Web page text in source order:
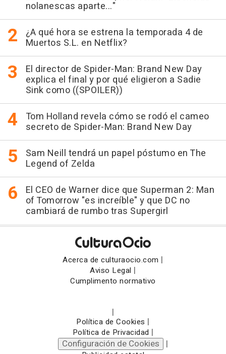
nolanescas aparte..."
¿A qué hora se estrena la temporada 4 de
Muertos S.L. en Netflix?
El director de Spider-Man: Brand New Day
explica el final y por qué eligieron a Sadie
Sink como ((SPOILER))
Tom Holland revela cómo se rodó el cameo
secreto de Spider-Man: Brand New Day
Sam Neill tendrá un papel póstumo en The
Legend of Zelda
El CEO de Warner dice que Superman 2: Man
of Tomorrow "es increíble" y que DC no
cambiará de rumbo tras Supergirl
Acerca de culturaocio.com |
Aviso Legal |
Cumplimento normativo
|
Política de Cookies |
Política de Privacidad |
Configuración de Cookies |